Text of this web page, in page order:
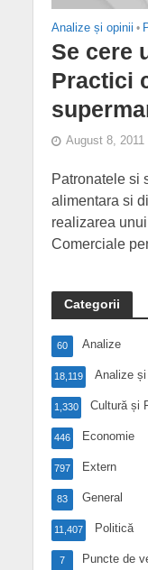
Analize și opinii •
Se cere
Practici
August 8, 2011
Patronatele si
alimentara si
realizarea
Comerciale
Categorii
Analize
60
Analize și
18,119
Cultură și
1,330
Economie
446
Extern
797
General
83
Politică
11,407
Puncte de
7